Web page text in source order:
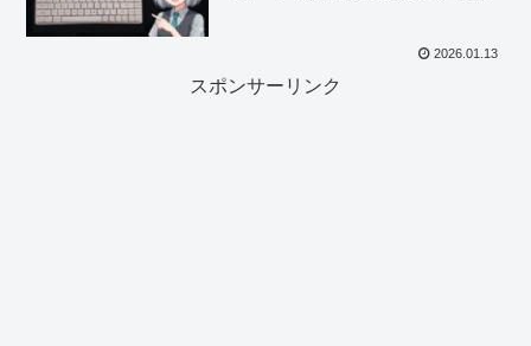
2026.01.13
スポンサーリンク